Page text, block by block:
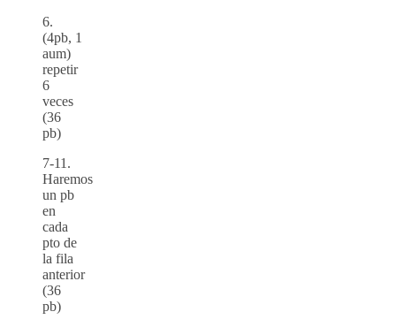
6.
(4pb, 1
aum)
repetir
6
veces
(36
pb)
7-11.
Haremos
un pb
en
cada
pto de
la fila
anterior
(36
pb)